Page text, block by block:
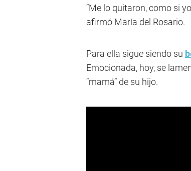
“Me lo quitaron, como si
afirmó María del Rosario.
Para ella sigue siendo su
Emocionada, hoy, se
“mamá” de su hijo.